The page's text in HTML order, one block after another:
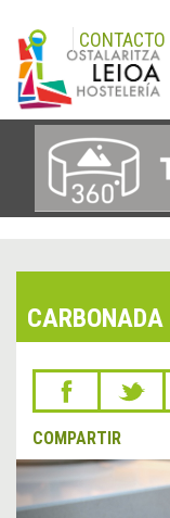
CONTACTO
CARBONADA
COMPARTIR
&lsaquo;
Anterior